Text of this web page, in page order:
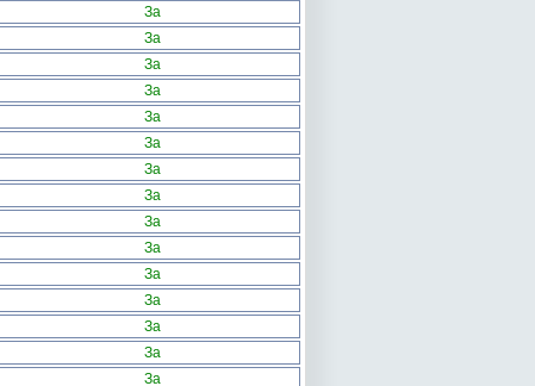
За
За
За
За
За
За
За
За
За
За
За
За
За
За
За